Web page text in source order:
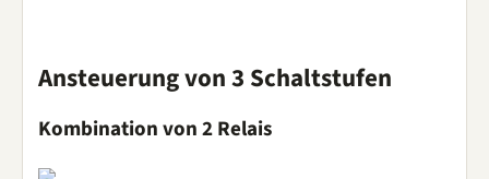
Ansteuerung von 3 Schaltstufen
Kombination von 2 Relais